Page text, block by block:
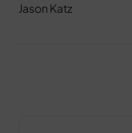
Jason Katz